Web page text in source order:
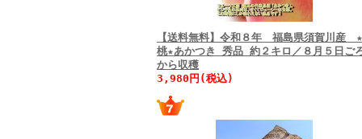
【送料無料】令和８年 福島県須賀川産 ★
桃★あかつき 秀品 約２キロ／８月５日ご
から収穫
3,980円(税込)